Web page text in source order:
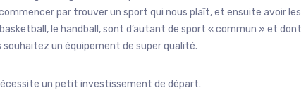
par trouver un sport qui nous plaît, et ensuite avoir les
le handball, sont d’autant de sport « commun » et dont
souhaitez un équipement de super qualité.
un petit investissement de départ.